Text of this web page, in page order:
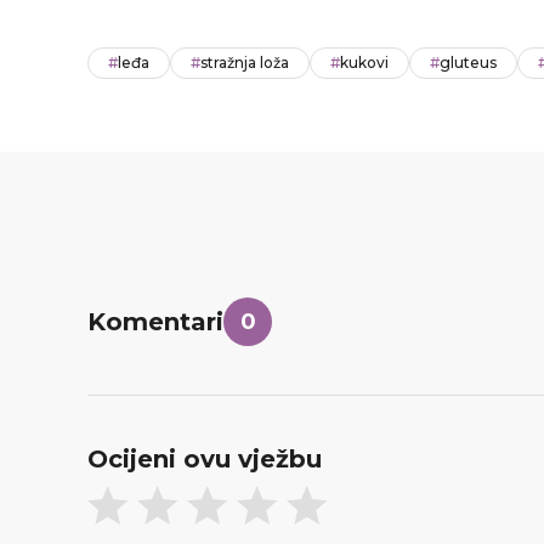
# leđa #stražnja loža #kukovi #gluteus
Komentari 0
Ocijeni ovu vježbu